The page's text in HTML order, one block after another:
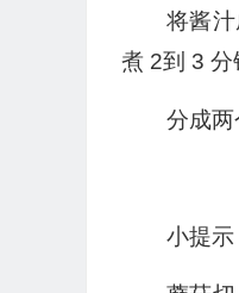
将酱
煮 2到 3 分
分成
小提示